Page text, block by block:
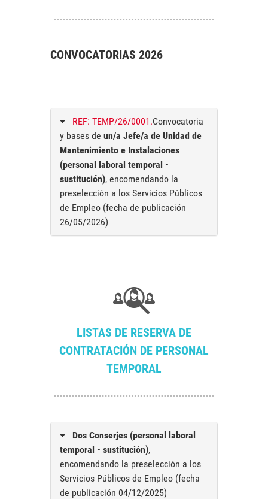
CONVOCATORIAS 2026
REF: TEMP/26/0001.Convocatoria
y bases de un/a Jefe/a de Unidad de
Mantenimiento e Instalaciones
(personal laboral temporal -
sustitución), encomendando la
preselección a los Servicios Públicos
de Empleo (fecha de publicación
26/05/2026)
LISTAS DE RESERVA DE
CONTRATACIÓN DE PERSONAL
TEMPORAL
Dos Conserjes (personal laboral
temporal - sustitución),
encomendando la preselección a los
Servicios Públicos de Empleo (fecha
de publicación 04/12/2025)